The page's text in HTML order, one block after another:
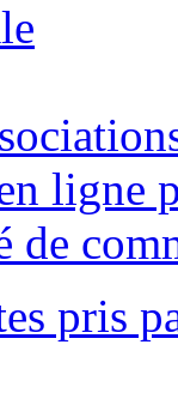
ligne
de
pris